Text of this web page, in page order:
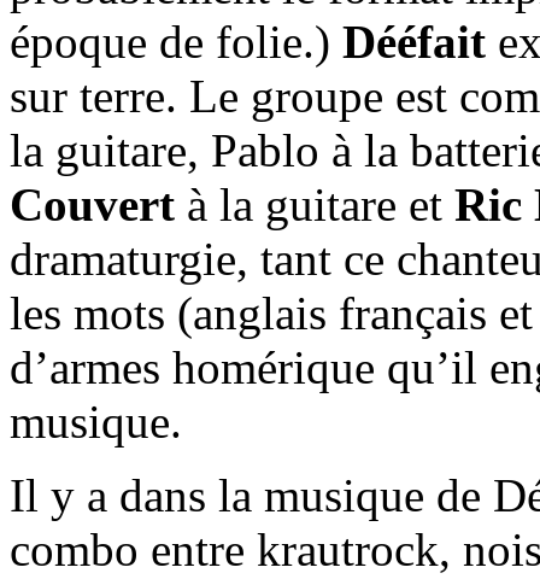
époque de folie.) Dééfait
sur terre. Le groupe est
la guitare, Pablo à la
Couvert à la guitare et Ric
dramaturgie, tant ce
les mots (anglais français
d’armes homérique qu’il
musique.
Il y a dans la musique de
combo entre krautrock,